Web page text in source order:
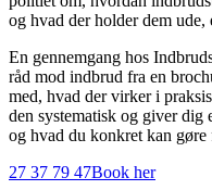
og hvad der holder dem
En gennemgang hos
råd mod indbrud fra en
med, hvad der virker i
den systematisk og giver dig
og hvad du konkret kan
27 37 79 47Book her